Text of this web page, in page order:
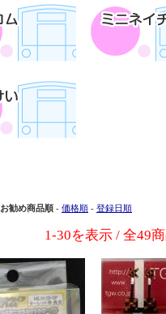
お勧め商品順 - 価格順 - 登録日順
1-30を表示 / 全49